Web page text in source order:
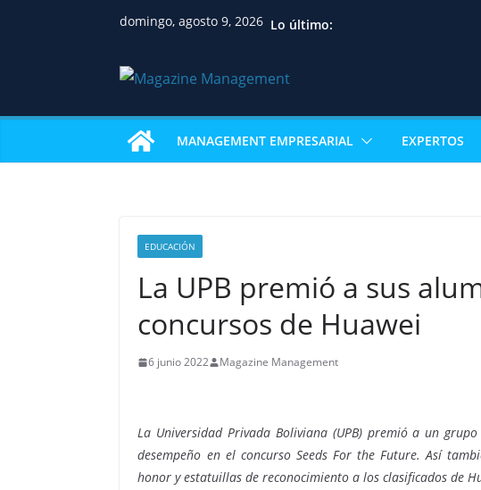
domingo, agosto 9, 2026 Lo último:
MANAGEMENT EMPRESARIAL EXPERTOS
EDUCACIÓN
La UPB premió a sus
concursos de Huawei
6 junio 2022 Magazine Management
La Universidad Privada Boliviana (UPB) premió a un
desempeño en el concurso Seeds For the Future. Así
honor y estatuillas de reconocimiento a los clasificados de